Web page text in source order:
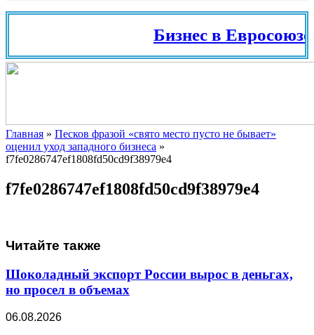
Бизнес в
Главная » Песков фразой «свято место пусто не бывает»
оценил уход западного бизнеса »
f7fe0286747ef1808fd50cd9f38979e4
f7fe0286747ef1808fd50cd9f38979e4
Читайте также
Шоколадный экспорт России вырос в деньгах,
но просел в объемах
06.08.2026